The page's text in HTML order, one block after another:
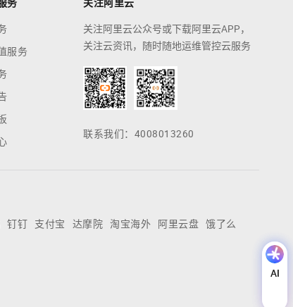
务
服务
关注阿里云
关注阿里云公众号或下载阿里云APP，
关注云资讯，随时随地运维管控云服务
联系我们：4008013260
钉钉 支付宝 达摩院 淘宝海外 阿里云盘 饿了么
AI
AI